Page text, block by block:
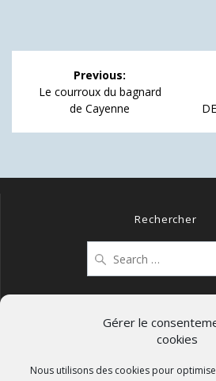
Gérer le
cookies
Nous utilisons des cookies pour
Navigation
de
l’article
Previous:
Previous
Le courroux du bagnard
de Cayenne
Rechercher
for:
Mentions légales
Politique de